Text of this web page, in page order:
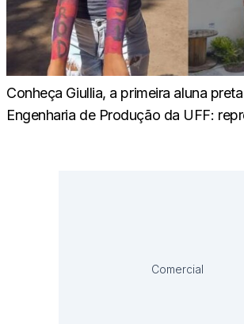
Conheça Giullia, a primeira aluna
Engenharia de Produção da UFF:
Comercial